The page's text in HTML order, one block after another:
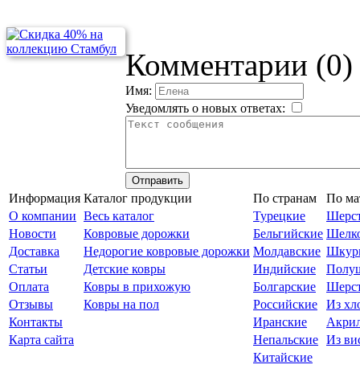
Комментарии (0)
Имя:
Уведомлять о новых ответах:
Отправить
Информация Каталог продукции По странам
По
О компании Весь каталог Турецкие
Новости
Ковровые дорожки Бельгийские
Доставка
Недорогие ковровые дорожки Молдавские
Статьи
Детские ковры Индийские
Оплата
Ковры в прихожую Болгарские
Отзывы
Ковры на пол Российские
Из
Контакты
Иранские
Карта сайта
Непальские Из
Китайские